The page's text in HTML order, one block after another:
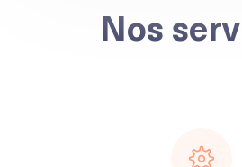
Nos